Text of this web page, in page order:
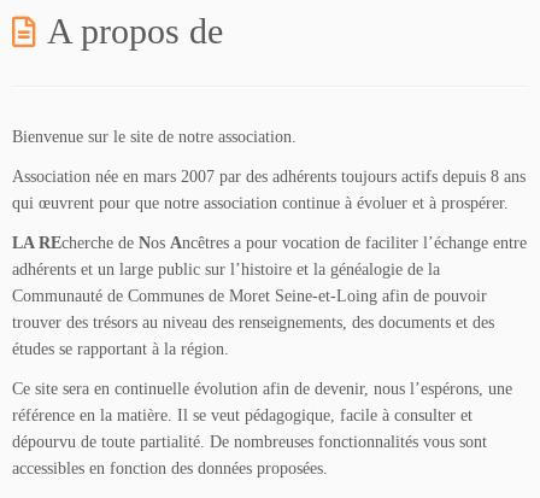
A propos de
Bienvenue sur le site de notre association.
Association née en mars 2007 par des adhérents toujours actifs depuis 8 ans
qui œuvrent pour que notre association continue à évoluer et à prospérer.
LA REcherche de Nos Ancêtres a pour vocation de faciliter l’échange entre
adhérents et un large public sur l’histoire et la généalogie de la
Communauté de Communes de Moret Seine-et-Loing afin de pouvoir
trouver des trésors au niveau des renseignements, des documents et des
études se rapportant à la région.
Ce site sera en continuelle évolution afin de devenir, nous l’espérons, une
référence en la matière. Il se veut pédagogique, facile à consulter et
dépourvu de toute partialité. De nombreuses fonctionnalités vous sont
accessibles en fonction des données proposées.